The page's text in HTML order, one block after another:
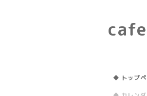
◆ トップペ